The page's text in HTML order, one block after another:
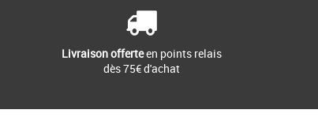
Livraison offerteen points relais
dès 75€ d'achat